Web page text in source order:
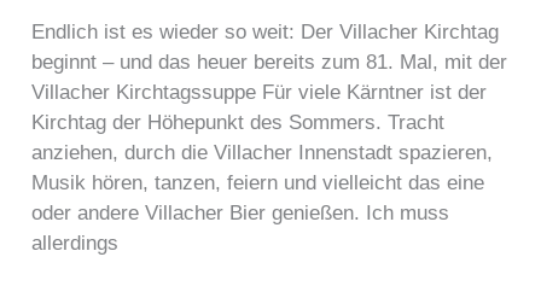
Endlich ist es wieder so weit: Der Villacher Kirchtag
beginnt – und das heuer bereits zum 81. Mal, mit der
Villacher Kirchtagssuppe Für viele Kärntner ist der
Kirchtag der Höhepunkt des Sommers. Tracht
anziehen, durch die Villacher Innenstadt spazieren,
Musik hören, tanzen, feiern und vielleicht das eine
oder andere Villacher Bier genießen. Ich muss
allerdings